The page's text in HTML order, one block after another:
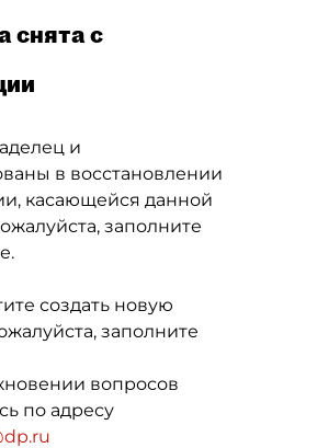
снята с
и
в восстановлении
касающейся данной
заполните
создать новую
заполните
вопросов
по адресу